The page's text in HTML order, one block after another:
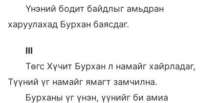
Үнэний бодит байдлыг амьдран
харуулахад Бурхан баясдаг.
III
Төгс Хүчит Бурхан л намайг хайрладаг,
Түүний үг намайг ямагт замчилна.
Бурханы үг үнэн, үүнийг би амиа